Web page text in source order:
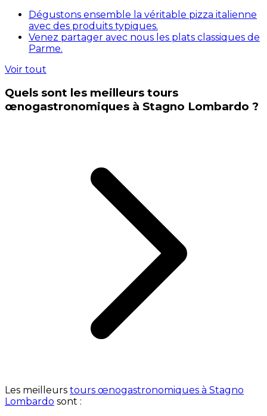
Dégustons ensemble la véritable pizza italienne
avec des produits typiques.
Venez partager avec nous les plats classiques de
Parme.
Voir tout
Quels sont les meilleurs tours
œnogastronomiques à Stagno Lombardo ?
Les meilleurs tours œnogastronomiques à Stagno
Lombardo sont :